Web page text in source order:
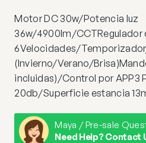
Motor DC 30w/Potencia luz
36w/4900lm/CCTRegulador
6Velocidades/
(Invierno/Verano/
incluidas)/Control por APP3
20db/Superficie estancia
Maya / Pre-sale
Need Help? Contact